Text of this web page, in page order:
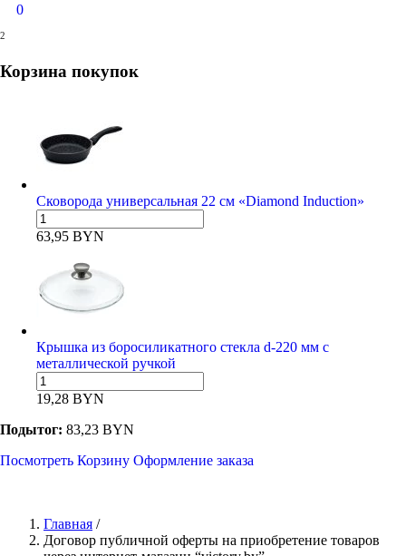
0
2
Корзина покупок
Сковорода универсальная 22 см «Diamond Induction»
63,95 BYN
Крышка из боросиликатного стекла d-220 мм с
металлической ручкой
19,28 BYN
Подытог: 83,23 BYN
Посмотреть Корзину Оформление заказа
Главная /
Договор публичной оферты на приобретение товаров